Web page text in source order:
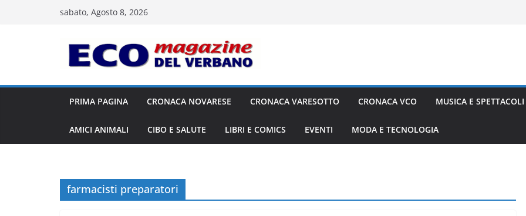
sabato, Agosto 8, 2026
PRIMA PAGINA CRONACA NOVARESE CRONACA VARESOTTO CRONACA VCO MUSICA E SPETTACOLI
AMICI ANIMALI CIBO E SALUTE LIBRI E COMICS EVENTI MODA E TECNOLOGIA
farmacisti preparatori